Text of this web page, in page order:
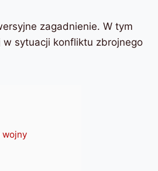
zagadnienie. W tym
sytuacji konfliktu zbrojnego
wojny